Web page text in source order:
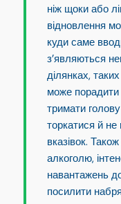
ніж щоки або
відновлення
куди саме
з’являються
ділянках,
може порадити
тримати
торкатися й
вказівок.
алкоголю,
навантажень
посилити